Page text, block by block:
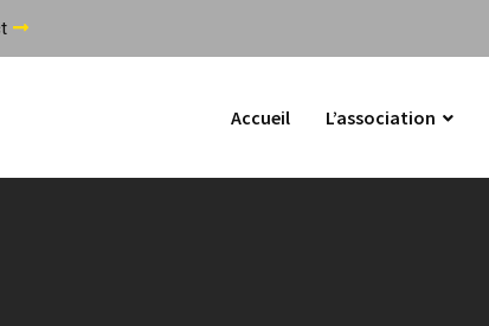
Accueil L’association